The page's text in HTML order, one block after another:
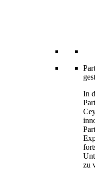
In
zu